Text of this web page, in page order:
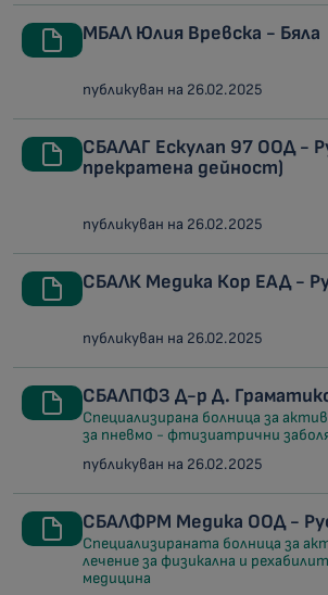
МБАЛ Юлия Вревска - Бяла
публикуван на 26.02.2025
СБАЛАГ Ескулап 97 ООД -
прекратена дейност)
публикуван на 26.02.2025
СБАЛК Медика Кор ЕАД -
публикуван на 26.02.2025
СБАЛПФЗ Д-р Д.
Специализирана болница за
за пневмо - фтизиатрични
публикуван на 26.02.2025
СБАЛФРМ Медика ООД -
Специализираната болница за
лечение за физикална и
медицина